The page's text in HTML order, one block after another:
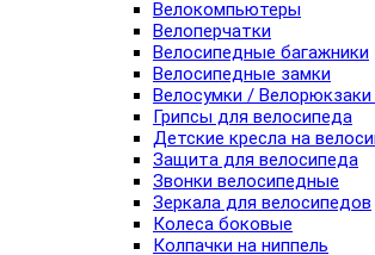
Велокомпьютеры
Велоперчатки
Велосипедные багажники
Велосипедные замки
Велосумки /
Грипсы для велосипеда
Детские кресла на
Защита для велосипеда
Звонки велосипедные
Зеркала для велосипедов
Колеса боковые
Колпачки на ниппель